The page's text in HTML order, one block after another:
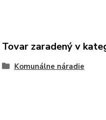
Tovar zaradený v
Komunálne náradie